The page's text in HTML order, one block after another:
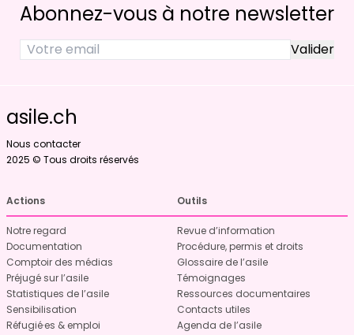
Abonnez-vous à notre newsletter
asile.ch
Nous contacter
2025 © Tous droits réservés
Actions
Notre regard
Documentation
Comptoir des médias
Préjugé sur l’asile
Statistiques de l’asile
Sensibilisation
Réfugié·es & emploi
Outils
Revue d’information
Procédure, permis et droits
Glossaire de l’asile
Témoignages
Ressources documentaires
Contacts utiles
Agenda de l’asile